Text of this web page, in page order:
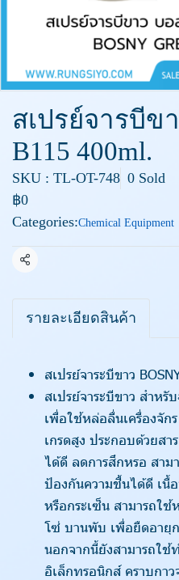
สเปรย์จารบีข
B115 400ml.
SKU : TL-OT-748 0 Sold
฿0
Categories:Chemical Equipment
Share
รายละเอียดสินค้า
สเปรย์จาระบีขาว
สเปรย์จาระบีขาว สำห
เพื่อใช้หล่อลื่นเครื่องจั
เกรดสูง ประกอบด้วยส
ได้ดี ลดการสึกหรอ สา
ป้องกันความชื้นได้ดี เนื้
หรือกระเซ็น สามารถใ
โซ่ บานพับ เพื่อยืดอายุ
นอกจากนี้ยังสามารถใช้
อิเล็กทรอนิกส์ คราบกา